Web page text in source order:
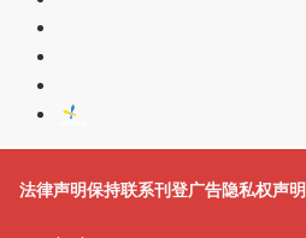
法律声明保持联系刊登广告隐私权声明